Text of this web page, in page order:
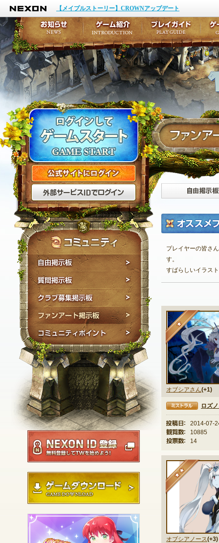
NEXON
【メイプルストーリー】CROWNアップデート
公式サイトにログイン
外部サービスIDでログ
自由掲示板
ファンアート掲示板
コミュニティポイン
NEXON ID登録
ゲームダウンロード
プレイヤーの皆さ
す。
すばらしいイラス
オブシアさん(+1)
★
ミストラル ロズ
投稿日：
2014-07-
観覧数：
10885
投票数：
14
オブシアノース(+3)
★★
お知らせ
イベント
アップデート
メンテナンス
ゲーム紹介
キャラクター作成
テイルズ初級者講座
ここだけは知ってお